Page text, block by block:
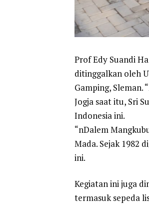
Prof Edy Suandi
ditinggalkan oleh
Gamping, Sleman.
Jogja saat itu, Sri
Indonesia ini.
“nDalem
Mada. Sejak 1982
ini.
Kegiatan ini juga
termasuk sepeda